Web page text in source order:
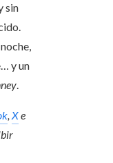
sin
y un
.
, Xe